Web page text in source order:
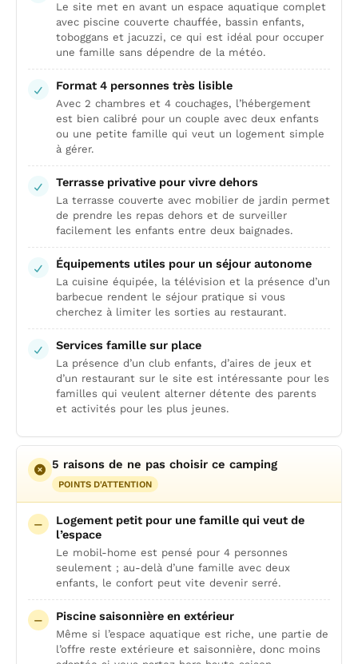
Le site met en avant un espace aquatique complet
avec piscine couverte chauffée, bassin enfants,
toboggans et jacuzzi, ce qui est idéal pour occuper
une famille sans dépendre de la météo.
Format 4 personnes très lisible
Avec 2 chambres et 4 couchages, l’hébergement
est bien calibré pour un couple avec deux enfants
ou une petite famille qui veut un logement simple
à gérer.
Terrasse privative pour vivre dehors
La terrasse couverte avec mobilier de jardin permet
de prendre les repas dehors et de surveiller
facilement les enfants entre deux baignades.
Équipements utiles pour un séjour autonome
La cuisine équipée, la télévision et la présence d’un
barbecue rendent le séjour pratique si vous
cherchez à limiter les sorties au restaurant.
Services famille sur place
La présence d’un club enfants, d’aires de jeux et
d’un restaurant sur le site est intéressante pour les
familles qui veulent alterner détente des parents
et activités pour les plus jeunes.
5 raisons de ne pas choisir ce camping
POINTS D'ATTENTION
Logement petit pour une famille qui veut de
l’espace
Le mobil-home est pensé pour 4 personnes
seulement ; au-delà d’une famille avec deux
enfants, le confort peut vite devenir serré.
Piscine saisonnière en extérieur
Même si l’espace aquatique est riche, une partie de
l’offre reste extérieure et saisonnière, donc moins